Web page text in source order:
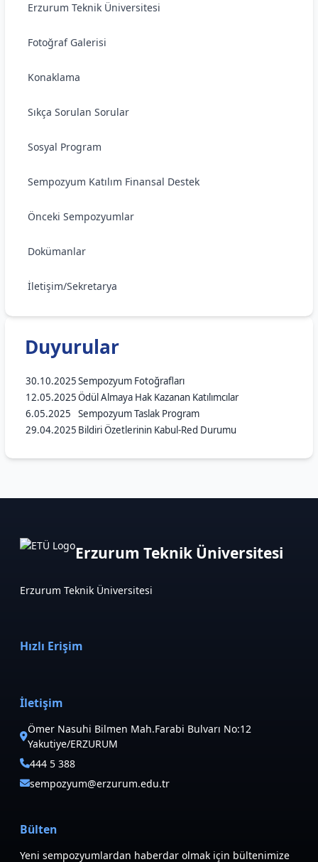
Erzurum Teknik Üniversitesi
Fotoğraf Galerisi
Konaklama
Sıkça Sorulan Sorular
Sosyal Program
Sempozyum Katılım Finansal Destek
Önceki Sempozyumlar
Dokümanlar
İletişim/Sekretarya
Duyurular
30.10.2025Sempozyum Fotoğrafları
12.05.2025Ödül Almaya Hak Kazanan Katılımcılar
6.05.2025
Sempozyum Taslak Program
29.04.2025 Bildiri Özetlerinin Kabul-Red Durumu
Erzurum Teknik Üniversitesi
Erzurum Teknik Üniversitesi
Hızlı Erişim
İletişim
Ömer Nasuhi Bilmen Mah.Farabi Bulvarı No:12
Yakutiye/ERZURUM
444 5 388
sempozyum@erzurum.edu.tr
Bülten
Yeni sempozyumlardan haberdar olmak için bültenimize